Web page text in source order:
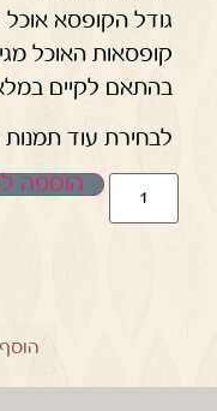
גודל הקופסא אוכל 7.5×15 ס"מ
קופסאות האוכל
בהתאם לקיים
לבחירת עוד תמנות
הוספה